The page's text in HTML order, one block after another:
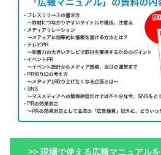
>> 現場で使える広報マニュアルを